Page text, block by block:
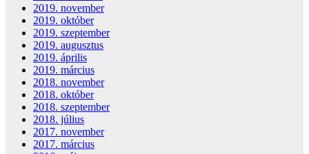
2019. november
2019. október
2019. szeptember
2019. augusztus
2019. április
2019. március
2018. november
2018. október
2018. szeptember
2018. július
2017. november
2017. március